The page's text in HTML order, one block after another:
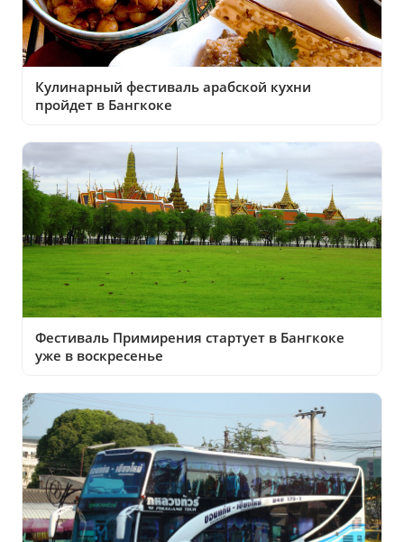
Кулинарный фестиваль арабской кухни
пройдет в Бангкоке
Фестиваль Примирения стартует в Бангкоке
уже в воскресенье